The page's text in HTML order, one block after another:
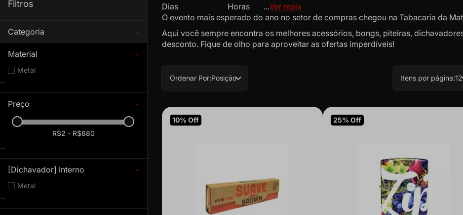
Dias Horas ...Ver mais
O evento mais esperado do ano no setor de compras chegou na Tabacaria da
Aqui você sempre encontra os melhores acessórios, bongs, piteiras,
desconto. Fique de olho para aproveitar as ofertas imperdíveis!
Ordenar Por:Posição Itens por página:12
10% Off 25% Off
Filtros
Categoria
Material
Metal
Preço
R$2 - R$680
[Dichavador] Interno
Metal